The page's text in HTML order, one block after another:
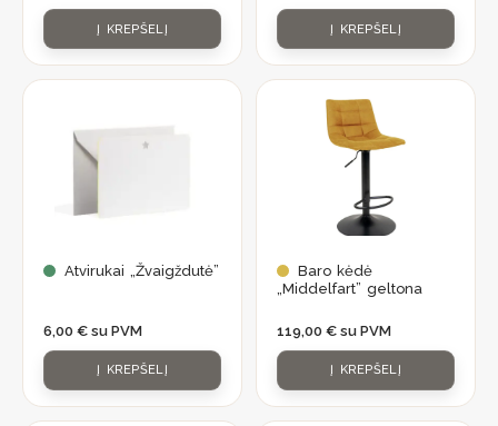
Į KREPŠELĮ Į KREPŠELĮ
Atvirukai „Žvaigždutė”
6,00 € su PVM
Į KREPŠELĮ
Baro kėdė
„Middelfart” geltona
119,00 € su PVM
Į KREPŠELĮ